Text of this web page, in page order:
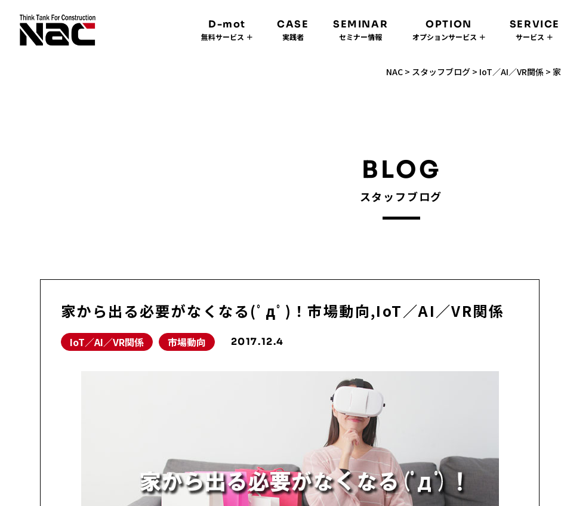
D-mot
無料サービス ＋
CASE
実践者
SEMINAR
セミナー情報
OPTION
オプションサービス ＋
SERVICE
サービス ＋
NAC > スタッフブログ > IoT／AI／VR関係 >
BLOG
スタッフブログ
家から出る必要がなくなる(ﾟдﾟ)！市場動向,IoT／AI／VR関係
IoT／AI／VR関係 市場動向 2017.12.4